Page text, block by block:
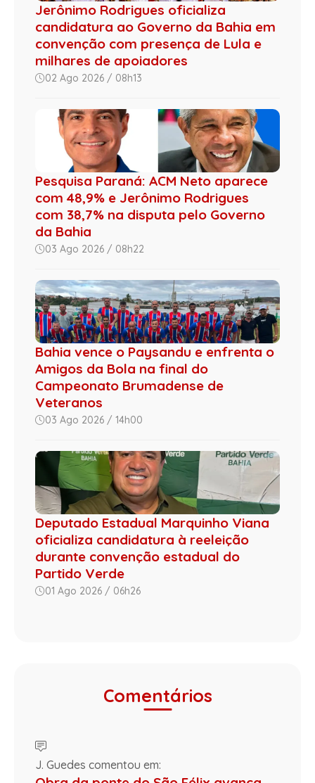
Jerônimo Rodrigues oficializa
candidatura ao Governo da Bahia em
convenção com presença de Lula e
milhares de apoiadores
02 Ago 2026 / 08h13
Pesquisa Paraná: ACM Neto aparece
com 48,9% e Jerônimo Rodrigues
com 38,7% na disputa pelo Governo
da Bahia
03 Ago 2026 / 08h22
Bahia vence o Paysandu e enfrenta o
Amigos da Bola na final do
Campeonato Brumadense de
Veteranos
03 Ago 2026 / 14h00
Deputado Estadual Marquinho Viana
oficializa candidatura à reeleição
durante convenção estadual do
Partido Verde
01 Ago 2026 / 06h26
Comentários
J. Guedes comentou em: